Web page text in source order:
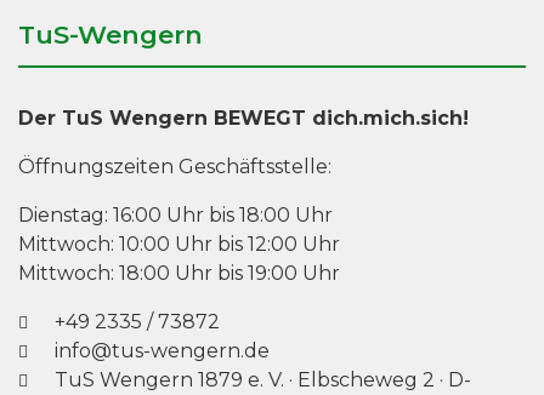
TuS-Wengern
Der TuS Wengern BEWEGT dich.mich.sich!
Öffnungszeiten Geschäftsstelle:
Dienstag: 16:00 Uhr bis 18:00 Uhr
Mittwoch: 10:00 Uhr bis 12:00 Uhr
Mittwoch: 18:00 Uhr bis 19:00 Uhr
+49 2335 / 73872
info@tus-wengern.de
TuS Wengern 1879 e. V. · Elbscheweg 2 · D-